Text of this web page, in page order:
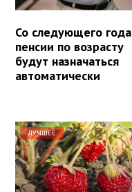
Со следующего года
пенсии по возрасту
будут назначаться
автоматически
ЛУЧШЕЕ